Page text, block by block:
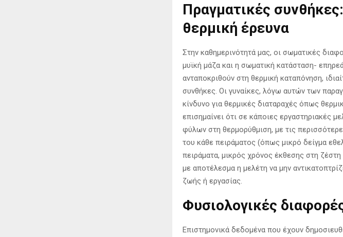
Πραγματικές
θερμική έρευνα
Στην καθημερινότητά μας, οι σωματικές
μυϊκή μάζα και η σωματική κατάσταση-
ανταποκριθούν στη θερμική καταπόνηση,
συνθήκες. Οι γυναίκες, λόγω αυτών των
κίνδυνο για θερμικές διαταραχές όπως
επισημαίνει ότι σε κάποιες εργαστηριακές
φύλων στη θερμορύθμιση, με τις
του κάθε πειράματος (όπως μικρό δείγμα
πειράματα, μικρός χρόνος έκθεσης στη
με αποτέλεσμα η μελέτη να μην
ζωής ή εργασίας.
Φυσιολογικές
Επιστημονικά δεδομένα που έχουν